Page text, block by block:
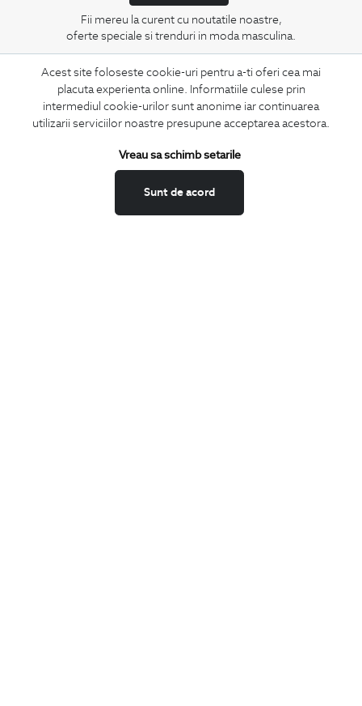
Acest site foloseste cookie-uri pentru a-ti oferi cea mai
placuta experienta online. Informatiile culese prin
intermediul cookie-urilor sunt anonime iar continuarea
utilizarii serviciilor noastre presupune acceptarea acestora.
Sunt de acord
Vreau sa schimb setarile
Fii mereu la curent cu noutatile noastre,
oferte speciale si trenduri in moda masculina.
CONCIERGE
Termeni si conditii
Schimburi si retur
Feedback site
ANPC